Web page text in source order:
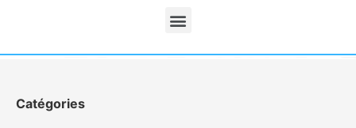
Catégories